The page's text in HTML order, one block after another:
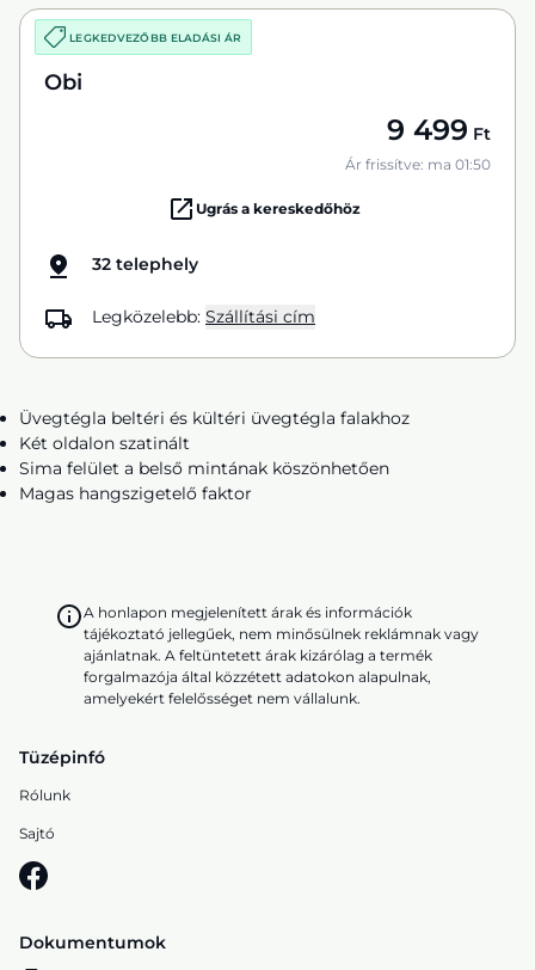
LEGKEDVEZŐBB ELADÁSI ÁR
Obi
9 499 Ft
Ár frissítve: ma 01:50
Ugrás a kereskedőhöz
32 telephely
Legközelebb: Szállítási cím
Üvegtégla beltéri és kültéri üvegtégla falakhoz
Két oldalon szatinált
Sima felület a belső mintának köszönhetően
Magas hangszigetelő faktor
A honlapon megjelenített árak és információk
tájékoztató jellegűek, nem minősülnek reklámnak vagy
ajánlatnak. A feltüntetett árak kizárólag a termék
forgalmazója által közzétett adatokon alapulnak,
amelyekért felelősséget nem vállalunk.
Tüzépinfó
Rólunk
Sajtó
Dokumentumok